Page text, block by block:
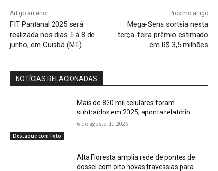
Artigo anterior
FIT Pantanal 2025 será
realizada nos dias 5 a 8 de
junho, em Cuiabá (MT)
Próximo artigo
Mega-Sena sorteia nesta
terça-feira prêmio estimado
em R$ 3,5 milhões
NOTÍCIAS RELACIONADAS
Destaque com Foto
Mais de 830 mil celulares foram
subtraídos em 2025, aponta relatório
6 de agosto de 2026
Alta Floresta amplia rede de pontes de
dossel com oito novas travessias para